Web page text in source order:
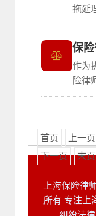
拖延
协商
经
务。
的律
力于
作为
险律
赔材
理赔
首页 上一页
下一页
末页
上海保险律
所有 专注上